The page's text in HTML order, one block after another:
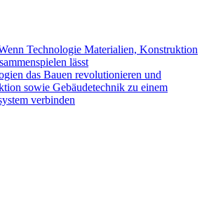
Technologie Materialien, Konstruktion
lässt
das Bauen revolutionieren und
sowie Gebäudetechnik zu einem
verbinden